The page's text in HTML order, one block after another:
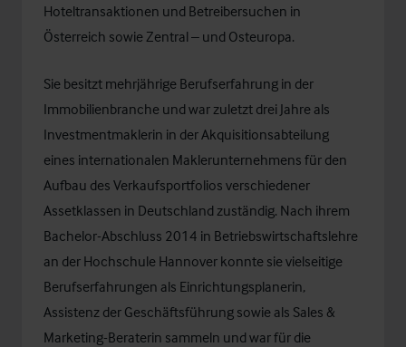
Hoteltransaktionen und Betreibersuchen in
Österreich sowie Zentral – und Osteuropa.
Sie besitzt mehrjährige Berufserfahrung in der
Immobilienbranche und war zuletzt drei Jahre als
Investmentmaklerin in der Akquisitionsabteilung
eines internationalen Maklerunternehmens für den
Aufbau des Verkaufsportfolios verschiedener
Assetklassen in Deutschland zuständig. Nach ihrem
Bachelor-Abschluss 2014 in Betriebswirtschaftslehre
an der Hochschule Hannover konnte sie vielseitige
Berufserfahrungen als Einrichtungsplanerin,
Assistenz der Geschäftsführung sowie als Sales &
Marketing-Beraterin sammeln und war für die